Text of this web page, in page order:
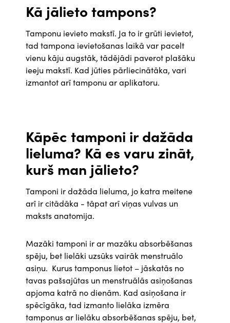
Kā jālieto tampons?
Tamponu ievieto makstī. Ja to ir grūti ievietot,
tad tampona ievietošanas laikā var pacelt
vienu kāju augstāk, tādējādi paverot plašāku
ieeju makstī. Kad jūties pārliecinātāka, vari
izmantot arī tamponu ar aplikatoru.
Kāpēc tamponi ir dažāda
lieluma? Kā es varu zināt,
kurš man jālieto?
Tamponi ir dažāda lieluma, jo katra meitene
arī ir citādāka - tāpat arī viņas vulvas un
maksts anatomija.
Mazāki tamponi ir ar mazāku absorbēšanas
spēju, bet lielāki uzsūks vairāk menstruālo
asiņu. Kurus tamponus lietot – jāskatās no
tavas pašsajūtas un menstruālās asiņošanas
apjoma katrā no dienām. Kad asiņošana ir
spēcīgāka, tad izmanto lielāka izmēra
tamponus ar lielāku absorbēšanas spēju, bet,